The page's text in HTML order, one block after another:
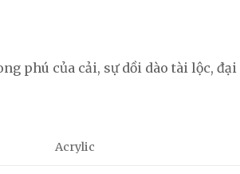
phú của cải, sự dồi dào tài lộc,
Acrylic